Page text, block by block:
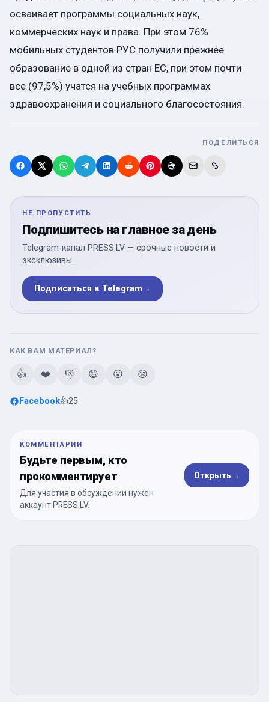
осваивает программы социальных наук,
коммерческих наук и права. При этом 76%
мобильных студентов РУС получили прежнее
образование в одной из стран ЕС, при этом почти
все (97,5%) учатся на учебных программах
здравоохранения и социального благосостояния.
ПОДЕЛИТЬСЯ
НЕ ПРОПУСТИТЬ
Подпишитесь на главное за день
Telegram-канал PRESS.LV — срочные новости и
эксклюзивы.
Подписаться в Telegram→
КАК ВАМ МАТЕРИАЛ?
👍 ❤️ 👎 😄 😮 😢
Facebook👍25
КОММЕНТАРИИ
Будьте первым, кто
прокомментирует
Для участия в обсуждении нужен
аккаунт PRESS.LV.
Открыть→